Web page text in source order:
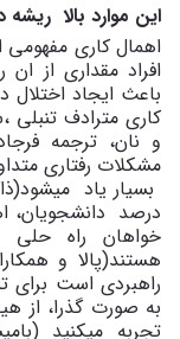
این موارد بالا ریشه
اهمال کاری
افراد مقداری از
کاری مترادف
مشکلات رفتاری
درصد دانشجویان،
خواهان راه حلی
راهبردی است
به صورت گذرا، از